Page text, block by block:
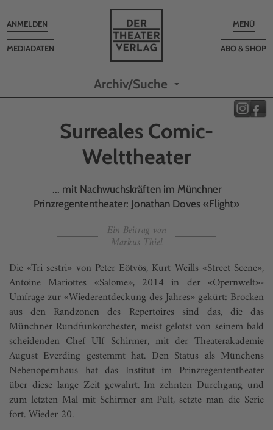
Toggle
MENÜ
ABO & SHOP
MEDIADATEN
Toggle
navigation
ANMELDEN
Archiv/Suche
Surreales Comic-
Welttheater
... mit Nachwuchskräften im Münchner
Prinzregententheater: Jonathan Doves «Flight»
Ein Beitrag von
Markus Thiel
Die «Tri sestri» von Peter Eötvös, Kurt Weills «Street Scene»,
Antoine Mariottes «Salome», 2014 in der «Opernwelt»-
Umfrage zur «Wiederentdeckung des Jahres» gekürt: Brocken
aus den Randzonen des Repertoires sind das, die das
Münchner Rundfunkorchester, meist gelotst von seinem bald
scheidenden Chef Ulf Schirmer, mit der Theaterakademie
August Everding gestemmt hat. Den Status als Münchens
Nebenopernhaus hat das Institut im Prinzregententheater
über diese lange Zeit gewahrt. Im zehnten Durchgang und
zum letzten Mal mit Schirmer am Pult, setzte man die Serie
fort. Wieder 20.